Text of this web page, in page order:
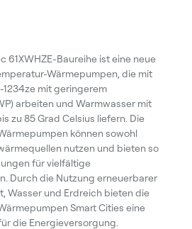
61XWHZE-Baureihe ist eine neue
Wärmepumpen, die mit
mit geringerem
arbeiten und Warmwasser mit
zu 85 Grad Celsius liefern. Die
können sowohl
nutzen und bieten so
für vielfältige
Durch die Nutzung erneuerbarer
Wasser und Erdreich bieten die
Smart Cities eine
die Energieversorgung.